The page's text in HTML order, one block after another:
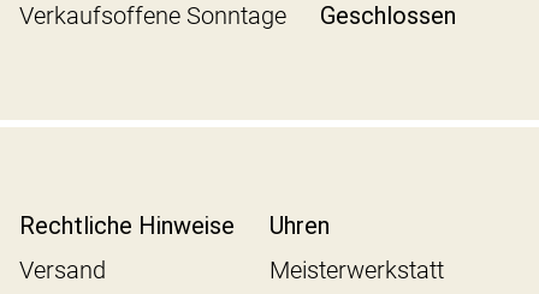
Verkaufsoffene Sonntage
Geschlossen
Rechtliche Hinweise
Versand
Uhren
Meisterwerkstatt